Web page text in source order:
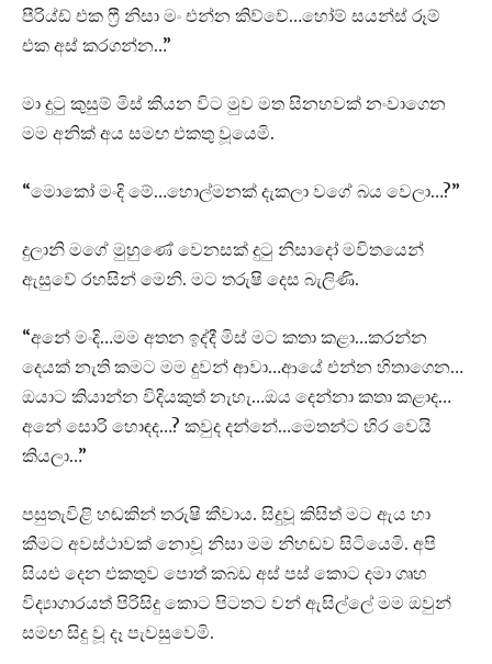
පීරිය්ඩ් එක ෆ්‍රී නිසා මං එන්න කිව්වේ…හෝම් සයන්ස් රූම්
එක අස් කරගන්න…”
මා දුටු කුසුම් මිස් කියන විට මුව මත සිනහවක් නංවාගෙන
මම අනික් අය සමඟ එකතු වූයෙමි.
“මොකෝ මංදි මේ…හොල්මනක් දැකලා වගේ බය වෙලා…?”
දුලානි මගේ මුහුණේ වෙනසක් දුටු නිසාදෝ මවිතයෙන්
ඇසුවේ රහසින් මෙනි. මට තරුෂි දෙස බැලිණි.
“අනේ මංදි…මම අතන ඉද්දී මිස් මට කතා කළා…කරන්න
දෙයක් නැති කමට මම දුවන් ආවා…ආයේ එන්න හිතාගෙන…
ඔයාට කියාන්න විදියකුත් නැහැ…ඔය දෙන්නා කතා කළාද…
අනේ සොරි හොඳද…? කවුද දන්නේ…මෙතන්ට හිර වෙයි
කියලා…”
පසුතැවිළි හඬකින් තරුෂි කීවාය. සිදුවූ කිසිත් මට ඇය හා
කීමට අවස්ථාවක් නොවූ නිසා මම නිහඬව සිටියෙමි. අපි
සියළු දෙන එකතුව පොත් කබඩ අස් පස් කොට දමා ගෘහ
විද්‍යාගාරයත් පිරිසිදු කොට පිටතට වන් ඇසිල්ලේ මම ඔවුන්
සමඟ සිදු වූ දෑ පැවසුවෙමි.